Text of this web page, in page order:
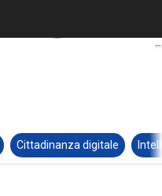
Cittadinanza digitale